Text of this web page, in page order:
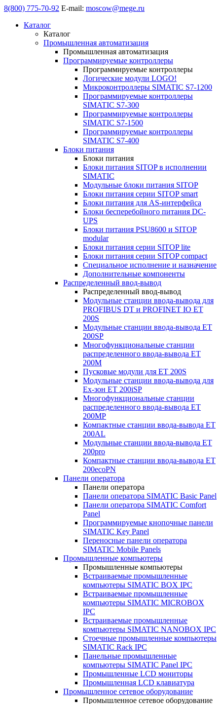
8(800) 775-70-92 E-mail: moscow@mege.ru
Каталог
Каталог
Промышленная автоматизация
Промышленная автоматизация
Программируемые контроллеры
Программируемые контроллеры
Логические модули LOGO!
Микроконтроллеры SIMATIC S7-1200
Программируемые контроллеры
SIMATIC S7-300
Программируемые контроллеры
SIMATIC S7-1500
Программируемые контроллеры
SIMATIC S7-400
Блоки питания
Блоки питания
Блоки питания SITOP в исполнении
SIMATIC
Модульные блоки питания SITOP
Блоки питания серии SITOP smart
Блоки питания для AS-интерфейса
Блоки бесперебойного питания DC-
UPS
Блоки питания PSU8600 и SITOP
modular
Блоки питания серии SITOP lite
Блоки питания серии SITOP compact
Специальное исполнение и назначение
Дополнительные компоненты
Распределенный ввод-вывод
Распределенный ввод-вывод
Модульные станции ввода-вывода для
PROFIBUS DT и PROFINET IO ET
200S
Модульные станции ввода-вывода ET
200SP
Многофункциональные станции
распределенного ввода-вывода ET
200M
Пусковые модули для ET 200S
Модульные станции ввода-вывода для
Ex-зон ET 200iSP
Многофункциональные станции
распределенного ввода-вывода ET
200MP
Компактные станции ввода-вывода ET
200AL
Модульные станции ввода-вывода ET
200pro
Компактные станции ввода-вывода ET
200ecoPN
Панели оператора
Панели оператора
Панели оператора SIMATIC Basic Panel
Панели оператора SIMATIC Comfort
Panel
Программируемые кнопочные панели
SIMATIC Key Panel
Переносные панели оператора
SIMATIC Mobile Panels
Промышленные компьютеры
Промышленные компьютеры
Встраиваемые промышленные
компьютеры SIMATIC BOX IPC
Встраиваемые промышленные
компьютеры SIMATIC MICROBOX
IPC
Встраиваемые промышленные
компьютеры SIMATIC NANOBOX IPC
Стоечные промышленные компьютеры
SIMATIC Rack IPC
Панельные промышленные
компьютеры SIMATIC Panel IPC
Промышленные LCD мониторы
Промышленная LCD клавиатура
Промышленное сетевое оборудование
Промышленное сетевое оборудование